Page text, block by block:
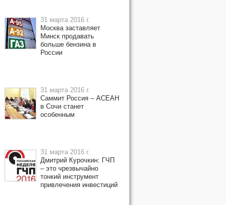
31 марта 2016 г.
Москва заставляет
Минск продавать
больше бензина в
России
31 марта 2016 г.
Саммит Россия – АСЕАН
в Сочи станет
особенным
31 марта 2016 г.
Дмитрий Курочкин: ГЧП
– это чрезвычайно
тонкий инструмент
привлечения инвестиций